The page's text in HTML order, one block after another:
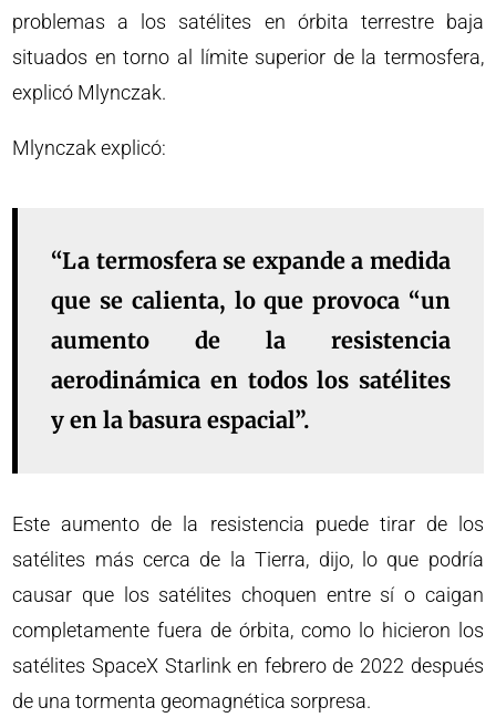
problemas a los satélites en órbita terrestre baja
situados en torno al límite superior de la termosfera,
explicó Mlynczak.
Mlynczak explicó:
“La termosfera se expande a medida
que se calienta, lo que provoca “un
aumento de la resistencia
aerodinámica en todos los satélites
y en la basura espacial”.
Este aumento de la resistencia puede tirar de los
satélites más cerca de la Tierra, dijo, lo que podría
causar que los satélites choquen entre sí o caigan
completamente fuera de órbita, como lo hicieron los
satélites SpaceX Starlink en febrero de 2022 después
de una tormenta geomagnética sorpresa.